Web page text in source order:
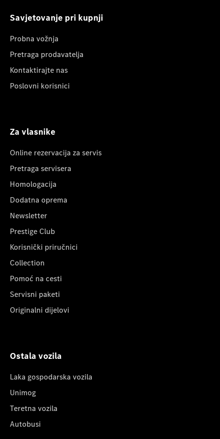
Savjetovanje pri kupnji
Probna vožnja
Pretraga prodavatelja
Kontaktirajte nas
Poslovni korisnici
Za vlasnike
Online rezervacija za servis
Pretraga servisera
Homologacija
Dodatna oprema
Newsletter
Prestige Club
Korisnički priručnici
Collection
Pomoć na cesti
Servisni paketi
Originalni dijelovi
Ostala vozila
Laka gospodarska vozila
Unimog
Teretna vozila
Autobusi